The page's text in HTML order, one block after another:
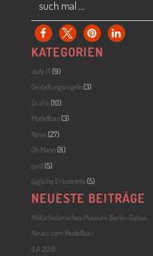
KATEGORIEN
daily IT(9)
Gestaltungsregeln(3)
Grafik(10)
Modellbau(3)
News(27)
Oh Mann(8)
past(5)
tägliche Erkenntnis(5)
NEUESTE BEITRÄGE
Militärhistorisches Museum Berlin-Gatow
Neues vom Modellbau
ILA 2018